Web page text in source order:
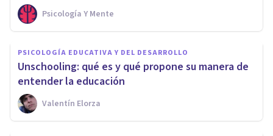
Psicología Y Mente
PSICOLOGÍA EDUCATIVA Y DEL DESARROLLO
Unschooling: qué es y qué propone su manera de
entender la educación
Valentín Elorza